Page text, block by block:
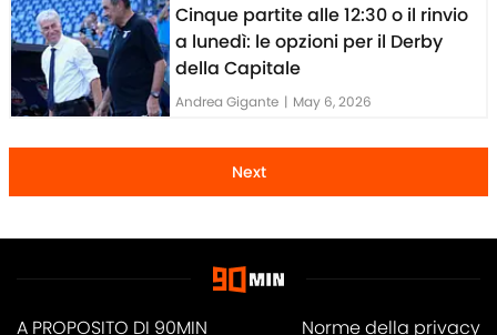
Cinque partite alle 12:30 o il rinvio
a lunedì: le opzioni per il Derby
della Capitale
Andrea Gigante | May 6, 2026
Next
A PROPOSITO DI 90MIN Norme della privacy